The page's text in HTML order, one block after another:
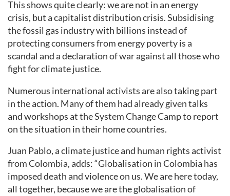
This shows quite clearly: we are not in an energy
crisis, but a capitalist distribution crisis. Subsidising
the fossil gas industry with billions instead of
protecting consumers from energy poverty is a
scandal and a declaration of war against all those who
fight for climate justice.
Numerous international activists are also taking part
in the action. Many of them had already given talks
and workshops at the System Change Camp to report
on the situation in their home countries.
Juan Pablo, a climate justice and human rights activist
from Colombia, adds: “Globalisation in Colombia has
imposed death and violence on us. We are here today,
all together, because we are the globalisation of